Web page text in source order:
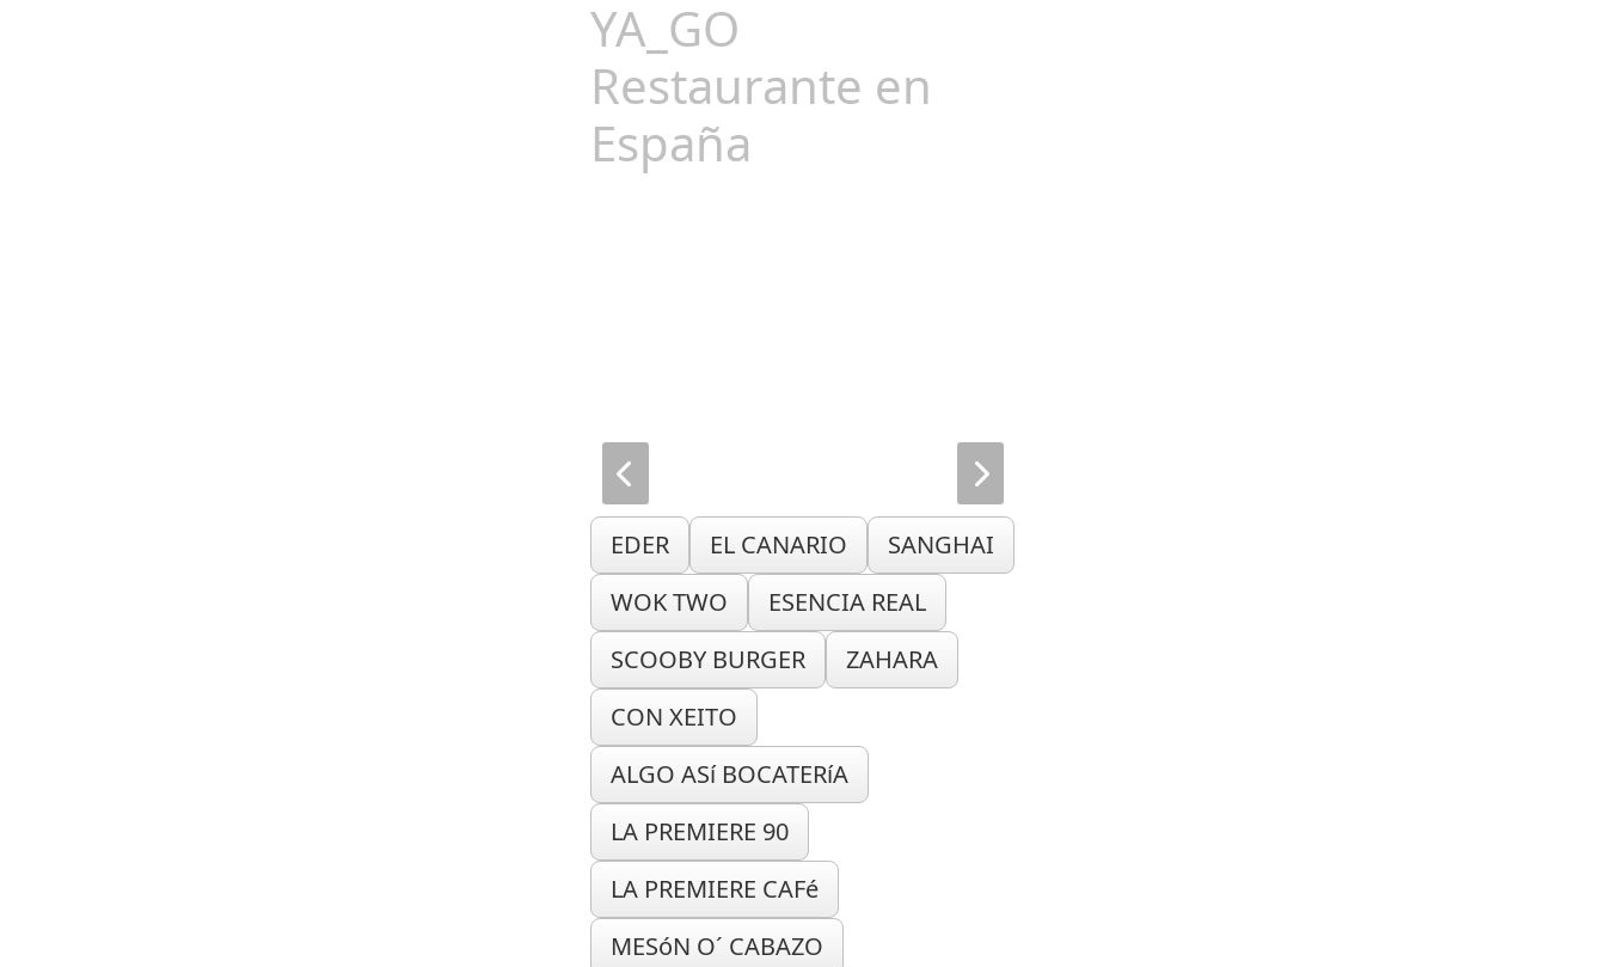
YA_GO
Restaurante en
España
EDER EL CANARIO
SANGHAI
WOK TWO
ESENCIA REAL
SCOOBY BURGER
ZAHARA
CON XEITO
ALGO ASí BOCATERíA
LA PREMIERE 90
LA PREMIERE CAFé
MESóN O´ CABAZO